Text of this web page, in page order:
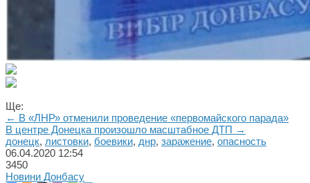
Ще:
← В «ЛНР» отменили проведение «первомайского парада»
В центре Донецка произошло масштабное ДТП →
донецк, листовки, боевики, днр, заражение, опасность
06.04.2020 12:54
3450
Новини Донбасу